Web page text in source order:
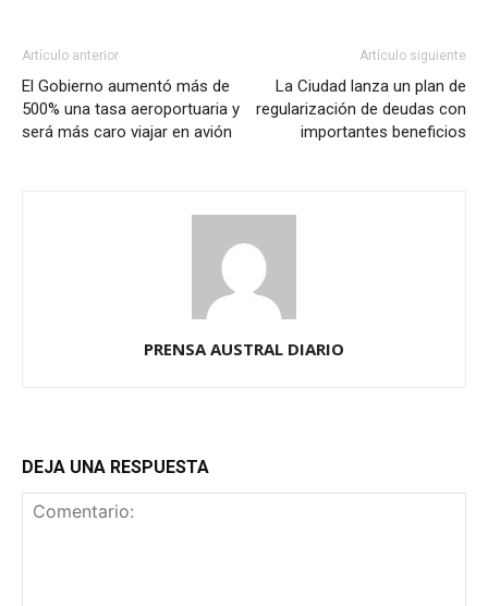
Artículo anterior
El Gobierno aumentó más de
500% una tasa aeroportuaria y
será más caro viajar en avión
Artículo siguiente
La Ciudad lanza un plan de
regularización de deudas con
importantes beneficios
PRENSA AUSTRAL DIARIO
DEJA UNA RESPUESTA